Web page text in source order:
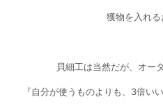
獲物を入れる
貝細工は当然だが、オー
『自分が使うものよりも、3倍い